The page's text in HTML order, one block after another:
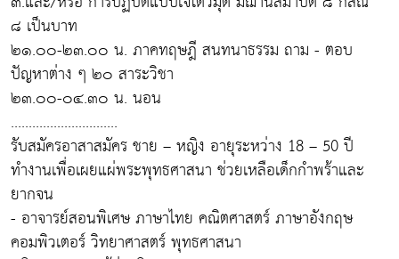
๘ เป็นบาท
๒๑.๐๐-๒๓.๐๐ น. ภาคทฤษฎี สนทนาธรรม ถาม - ตอบ
ปัญหาต่าง ๆ ๒๐ สาระวิชา
๒๓.๐๐-๐๔.๓๐ น. นอน
..............................
รับสมัครอาสาสมัคร ชาย – หญิง อายุระหว่าง 18 – 50 ปี
ทำงานเพื่อเผยแผ่พระพุทธศาสนา ช่วยเหลือเด็กกำพร้าและ
ยากจน
- อาจารย์สอนพิเศษ ภาษาไทย คณิตศาสตร์ ภาษาอังกฤษ
คอมพิวเตอร์ วิทยาศาสตร์ พุทธศาสนา